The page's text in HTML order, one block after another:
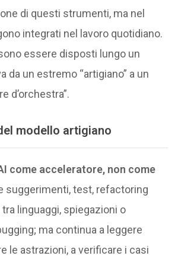
di questi strumenti, ma nel
integrati nel lavoro quotidiano.
essere disposti lungo un
da un estremo “artigiano” a un
d’orchestra”.
modello artigiano
come acceleratore, non come
suggerimenti, test, refactoring
linguaggi, spiegazioni o
ma continua a leggere
le astrazioni, a verificare i casi